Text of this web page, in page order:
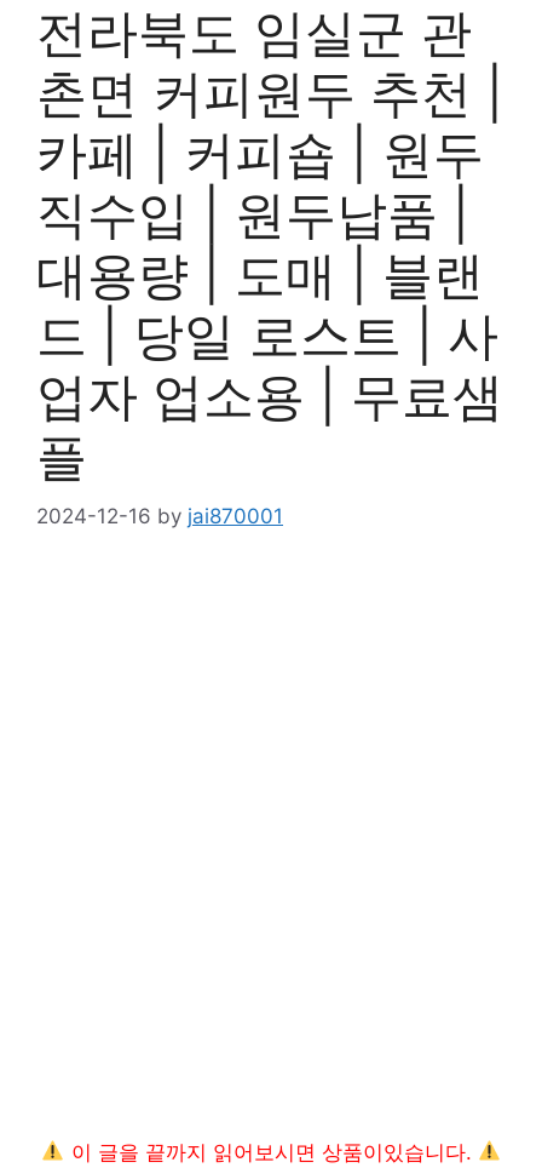
전라북도 임실군 관
촌면 커피원두 추천 |
카페 | 커피숍 | 원두
직수입 | 원두납품 |
대용량 | 도매 | 블랜
드 | 당일 로스트 | 사
업자 업소용 | 무료샘
플
2024-12-16 by jai870001
이 글을 끝까지 읽어보시면 상품이있습니다.